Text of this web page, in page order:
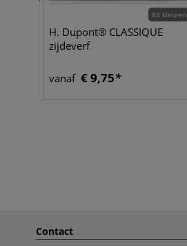
84 kleuren
H. Dupont® CLASSIQUE
zijdeverf
vanaf € 9,75
Contact